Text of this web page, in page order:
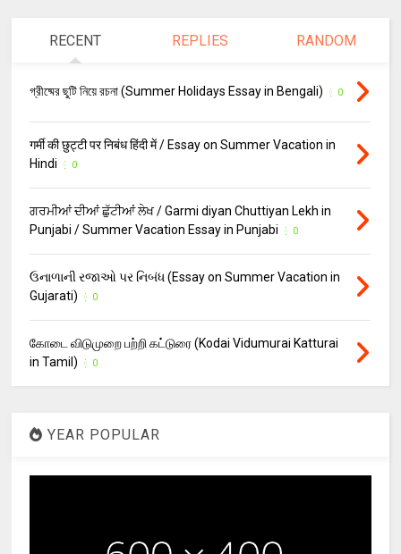
RECENT REPLIES RANDOM
গ্রীষ্মের ছুটি নিয়ে রচনা (Summer Holidays Essay in Bengali) 0
गर्मी की छुट्टी पर निबंध हिंदी में / Essay on Summer Vacation in
Hindi
0
ਗਰਮੀਆਂ ਦੀਆਂ ਛੁੱਟੀਆਂ ਲੇਖ / Garmi diyan Chuttiyan Lekh in
Punjabi / Summer Vacation Essay in Punjabi
0
ઉનાળાની રજાઓ પર નિબંધ (Essay on Summer Vacation in
Gujarati)
0
கோடை விடுமுறை பற்றி கட்டுரை (Kodai Vidumurai Katturai
in Tamil)
0
YEAR POPULAR